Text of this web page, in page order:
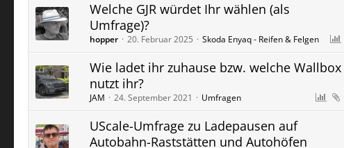
Welche GJR würdet Ihr wählen (als
Umfrage)?
hopper 20. Februar 2025 Skoda Enyaq - Reifen & Felgen
Wie ladet ihr zuhause bzw. welche Wallbox
nutzt ihr?
JAM 24. September 2021 Umfragen
UScale-Umfrage zu Ladepausen auf
Autobahn-Raststätten und Autohöfen